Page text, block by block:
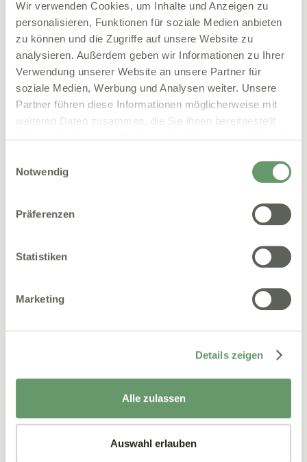
Wir verwenden Cookies, um Inhalte und Anzeigen zu
personalisieren, Funktionen für soziale Medien anbieten
zu können und die Zugriffe auf unsere Website zu
analysieren. Außerdem geben wir Informationen zu Ihrer
Verwendung unserer Website an unsere Partner für
soziale Medien, Werbung und Analysen weiter. Unsere
Partner führen diese Informationen möglicherweise mit
weiteren Daten zusammen, die Sie ihnen bereitgestellt
haben oder die sie im Rahmen Ihrer Nutzung der Dienste
Notwendig
Präferenzen
Statistiken
Marketing
Details zeigen
Alle zulassen
Auswahl erlauben
Seit diesem Zeitpunkt müssen Lieferanten und
Dienstleister, die Geschäfte mit der
Bundesverwaltung in Deutschland tätigen,
elektronische Rechnungen einreichen. Diese
Regelung gilt für alle Rechnungen über 1.000 Euro. In
Deutschland wird der Standard „XRechnung“ für die
elektronische Rechnungsstellung verwendet,
Für die Einreichung elektronischer Rechnungen
Rechnungseingangsplattform des Bundes (ZRE) und
das Online-Portal für Rechnungen der
Es gibt einige Ausnahmen von der Verpflichtung zur
sicherheitsrelevanten Aufträgen oder wenn der
Auftraggeber ausdrücklich eine Rechnung in
Wie Sie auf digitale Rechnungen
umstellen können
Die Umstellung auf digitale Rechnungen kann
Unternehmen und Einrichtungen erhebliche Vorteile